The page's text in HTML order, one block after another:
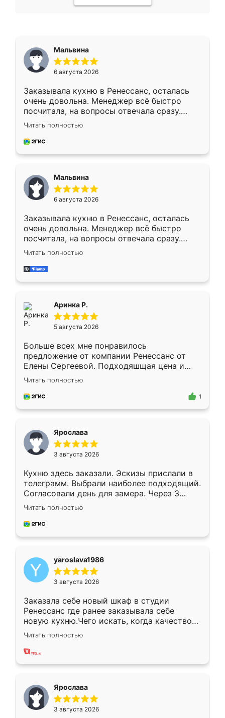
Мальвина
6 августа 2026
Заказывала кухню в Ренессанс, осталась
очень довольна. Менеджер всё быстро
посчитала, на вопросы отвечала сразу.
Замерщик приехал в субботу, подошёл к
делу со всей ответственностью. Собрали
за день, ребята работали аккуратно, даже
Читать полностью
Мальвина
6 августа 2026
Заказывала кухню в Ренессанс, осталась
очень довольна. Менеджер всё быстро
посчитала, на вопросы отвечала сразу.
Замерщик приехал в субботу, подошёл к
делу со всей ответственностью. Собрали
за день, ребята работали аккуратно, даже
Читать полностью
Аринка Р.
5 августа 2026
Больше всех мне понравилось
предложение от компании Ренессанс от
Елены Сергеевой. Подходяшщая цена и
короткие сроки изготовления. Приехавший
для замера сотрудник Владислав
предложил по моему эскизу самый
Читать полностью
1
Ярослава
3 августа 2026
Кухню здесь заказали. Эскизы прислали в
телеграмм. Выбрали наиболее подходящий.
Согласовали день для замера. Через 3
недели кухня была уже готова. Остались
довольны работой. Спасибо Ренессанс
мебель за качественную работу!
Читать полностью
yaroslava1986
3 августа 2026
Заказала себе новый шкаф в студии
Ренессанс где ранее заказывала себе
новую кухню.Чего искать, когда качеством
вполне довольна. Служит кухня уже почти
два года, нареканий нет.
Читать полностью
Ярослава
3 августа 2026